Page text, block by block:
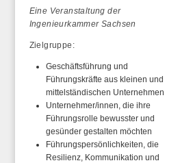
Eine Veranstaltung der
Ingenieurkammer Sachsen
Zielgruppe:
Geschäftsführung und
Führungskräfte aus kleinen und
mittelständischen Unternehmen
Unternehmer/innen, die ihre
Führungsrolle bewusster und
gesünder gestalten möchten
Führungspersönlichkeiten, die
Resilienz, Kommunikation und